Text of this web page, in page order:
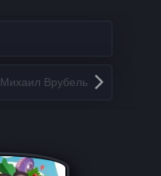
Михаил Врубель